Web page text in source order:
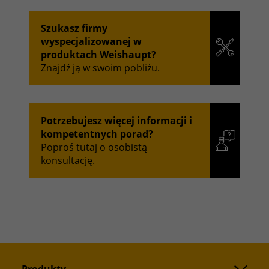
Szukasz firmy
wyspecjalizowanej w
produktach Weishaupt?
Znajdź ją w swoim pobliżu.
Potrzebujesz więcej informacji i
kompetentnych porad?
Poproś tutaj o osobistą
konsultację.